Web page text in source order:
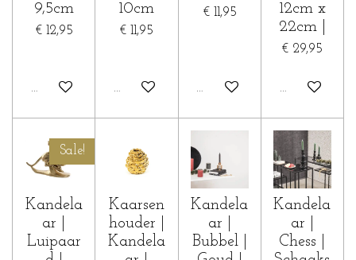
9,5cm
€ 12,95
In winkelwagen
10cm
€ 11,95
In winkelwagen
€ 11,95
In winkelwagen
12cm x
22cm |
€ 29,95
In
Sale!
Kandela
ar |
Luipaar
Kaarsen
houder |
Kandela
Kandela
ar |
Bubbel |
Kandela
ar |
Chess |